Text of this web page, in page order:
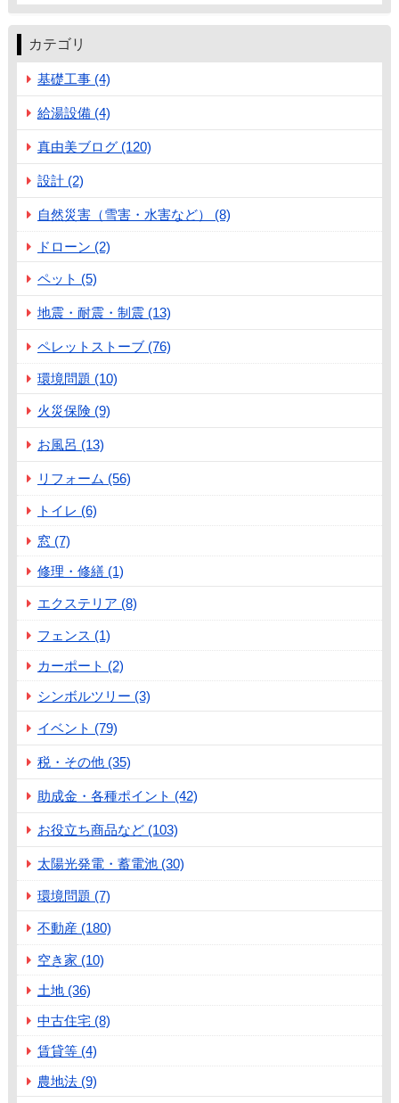
カテゴリ
基礎工事 (4)
給湯設備 (4)
真由美ブログ (120)
設計 (2)
自然災害（雪害・水害など） (8)
ドローン (2)
ペット (5)
地震・耐震・制震 (13)
ペレットストーブ (76)
環境問題 (10)
火災保険 (9)
お風呂 (13)
リフォーム (56)
トイレ (6)
窓 (7)
修理・修繕 (1)
エクステリア (8)
フェンス (1)
カーポート (2)
シンボルツリー (3)
イベント (79)
税・その他 (35)
助成金・各種ポイント (42)
お役立ち商品など (103)
太陽光発電・蓄電池 (30)
環境問題 (7)
不動産 (180)
空き家 (10)
土地 (36)
中古住宅 (8)
賃貸等 (4)
農地法 (9)